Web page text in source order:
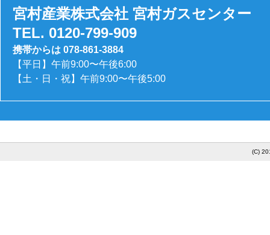
宮村産業株式会社 宮村ガスセンター
TEL. 0120-799-909
携帯からは 078-861-3884
【平日】午前9:00〜午後6:00
【土・日・祝】午前9:00〜午後5:00
(C)